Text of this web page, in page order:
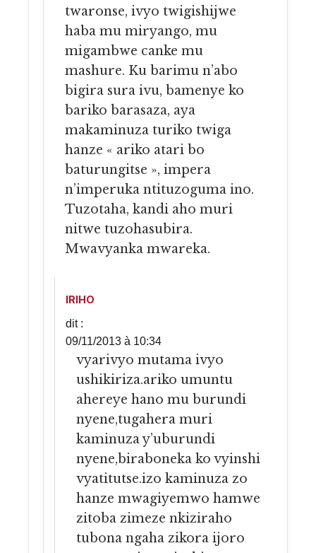
twaronse, ivyo twigishijwe
haba mu miryango, mu
migambwe canke mu
mashure. Ku barimu n’abo
bigira sura ivu, bamenye ko
bariko barasaza, aya
makaminuza turiko twiga
hanze « ariko atari bo
baturungitse », impera
n’imperuka ntituzoguma ino.
Tuzotaha, kandi aho muri
nitwe tuzohasubira.
Mwavyanka mwareka.
IRIHO
dit :
09/11/2013 à 10:34
vyarivyo mutama ivyo
ushikiriza.ariko umuntu
ahereye hano mu burundi
nyene,tugahera muri
kaminuza y’uburundi
nyene,biraboneka ko vyinshi
vyatitutse.izo kaminuza zo
hanze mwagiyemwo hamwe
zitoba zimeze nkiziraho
tubona ngaha zikora ijoro